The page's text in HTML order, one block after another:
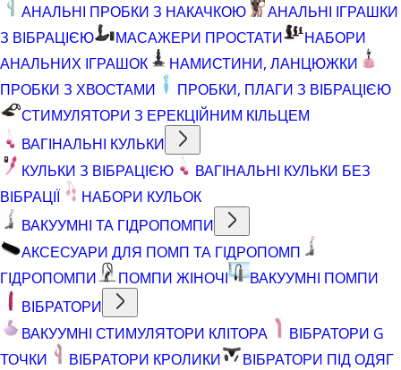
АНАЛЬНІ ПРОБКИ З НАКАЧКОЮ
АНАЛЬНІ ІГРАШКИ
З ВІБРАЦІЄЮ
МАСАЖЕРИ ПРОСТАТИ
НАБОРИ
АНАЛЬНИХ ІГРАШОК
НАМИСТИНИ, ЛАНЦЮЖКИ
ПРОБКИ З ХВОСТАМИ
ПРОБКИ, ПЛАГИ З ВІБРАЦІЄЮ
СТИМУЛЯТОРИ З ЕРЕКЦІЙНИМ КІЛЬЦЕМ
ВАГІНАЛЬНІ КУЛЬКИ
КУЛЬКИ З ВІБРАЦІЄЮ
ВАГІНАЛЬНІ КУЛЬКИ БЕЗ
ВІБРАЦІЇ
НАБОРИ КУЛЬОК
ВАКУУМНІ ТА ГІДРОПОМПИ
АКСЕСУАРИ ДЛЯ ПОМП ТА ГІДРОПОМП
ГІДРОПОМПИ
ПОМПИ ЖІНОЧІ
ВАКУУМНІ ПОМПИ
ВІБРАТОРИ
ВАКУУМНІ СТИМУЛЯТОРИ КЛІТОРА
ВІБРАТОРИ G
ТОЧКИ
ВІБРАТОРИ КРОЛИКИ
ВІБРАТОРИ ПІД ОДЯГ